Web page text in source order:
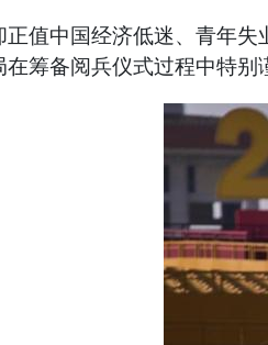
值中国经济低迷、青年
筹备阅兵仪式过程中特别